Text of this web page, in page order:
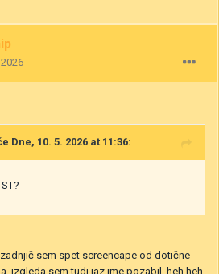
Dne, 10. 5. 2026 at 11:36:
sem spet screencape od dotične
izgleda sem tudi jaz ime pozabil, heh heh